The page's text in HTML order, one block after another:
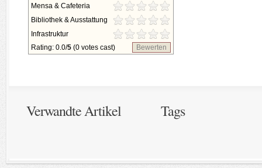
Mensa & Cafeteria
Bibliothek & Ausstattung
Infrastruktur
Rating: 0.0/5 (0 votes cast) Bewerten
Verwandte Artikel Tags